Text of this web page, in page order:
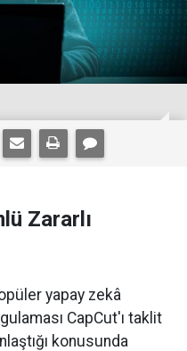
Zararlı
yapay zekâ
CapCut'ı taklit
konusunda